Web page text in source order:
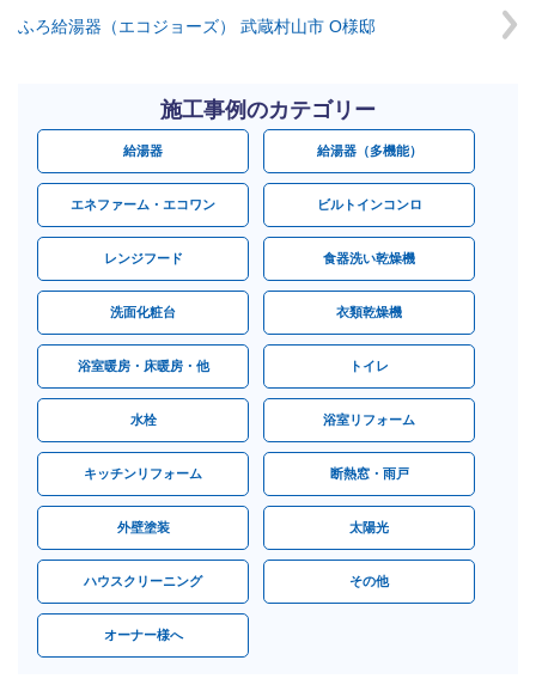
ふろ給湯器（エコジョーズ） 武蔵村山市 O様邸
施工事例のカテゴリー
給湯器 給湯器（多機能）
エネファーム・エコワン ビルトインコンロ
レンジフード 食器洗い乾燥機
洗面化粧台 衣類乾燥機
浴室暖房・床暖房・他 トイレ
水栓 浴室リフォーム
キッチンリフォーム 断熱窓・雨戸
外壁塗装 太陽光
ハウスクリーニング その他
オーナー様へ